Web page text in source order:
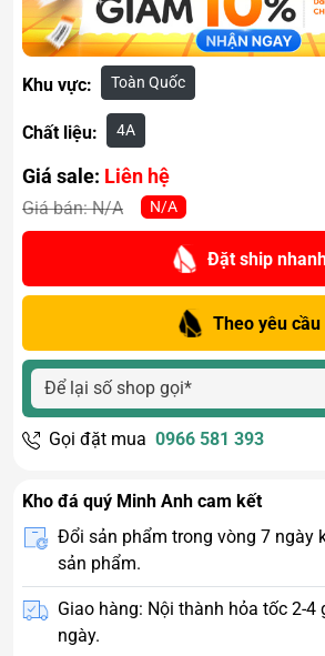
Khu vực: Toàn Quốc
Chất liệu: 4A
Giá sale: Liên hệ
Giá bán:N/A N/A
Đặt ship
Theo yêu cầu
Gọi đặt mua 0966 581 393
Kho đá quý Minh Anh cam kết
Đổi sản phẩm trong vòng 7 ngày
sản phẩm.
Giao hàng: Nội thành hỏa tốc 2-4
ngày.